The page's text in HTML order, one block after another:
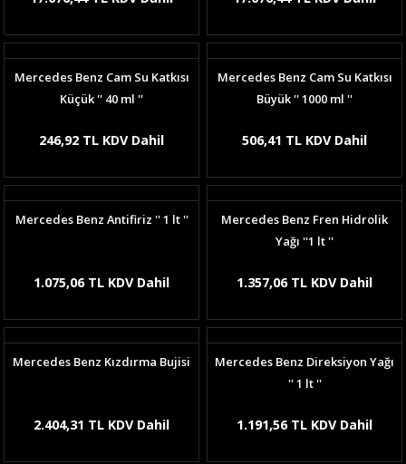
Mercedes Benz Cam Su Katkısı
Küçük '' 40 ml ''
246,92 TL KDV Dahil
Mercedes Benz Cam Su Katkısı
Büyük '' 1000 ml ''
506,41 TL KDV Dahil
Mercedes Benz Antifiriz '' 1 lt ''
1.075,06 TL KDV Dahil
Mercedes Benz Fren Hidrolik
Yağı ''1 lt ''
1.357,06 TL KDV Dahil
Mercedes Benz Kızdırma Bujisi
2.404,31 TL KDV Dahil
Mercedes Benz Direksiyon Yağı
'' 1 lt ''
1.191,56 TL KDV Dahil